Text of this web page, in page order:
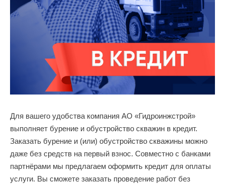
Для вашего удобства компания АО «Гидроинжстрой»
выполняет бурение и обустройство скважин в кредит.
Заказать бурение и (или) обустройство скважины можно
даже без средств на первый взнос. Совместно с банками
партнёрами мы предлагаем оформить кредит для оплаты
услуги. Вы сможете заказать проведение работ без